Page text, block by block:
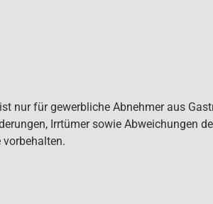
nur für gewerbliche Abnehmer aus
Irrtümer sowie Abweichungen
vorbehalten.